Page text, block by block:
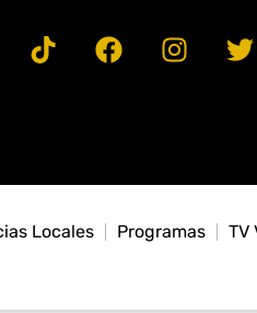
Locales Programas TV